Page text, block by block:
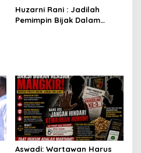
Guru Ngaji
Huzarni Rani : Jadilah
Pemimpin Bijak Dalam
Aswadi: Wartawan Harus